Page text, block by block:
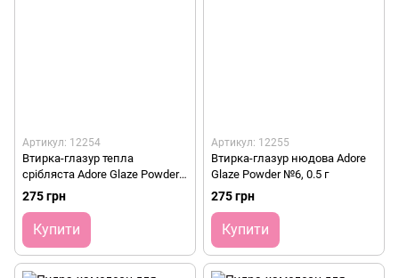
Артикул: 12254
Втирка-глазур тепла
срібляста Adore Glaze Powder
№5, 0.5 г
275 грн
Купити
Артикул: 12255
Втирка-глазур нюдова Adore
Glaze Powder №6, 0.5 г
275 грн
Купити